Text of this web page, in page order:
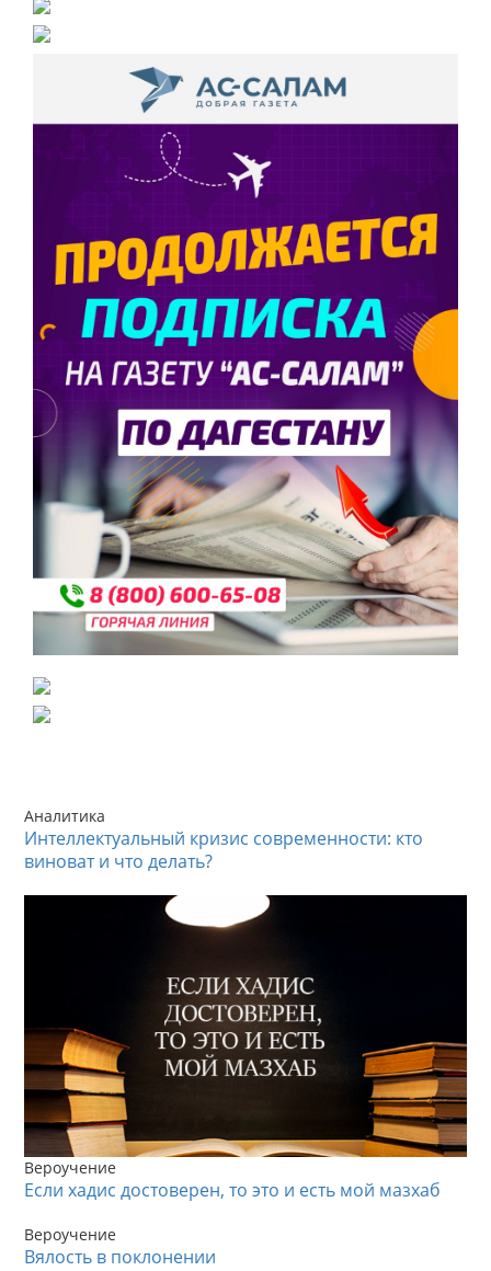
Аналитика
Интеллектуальный кризис современности: кто
виноват и что делать?
Вероучение
Если хадис достоверен, то это и есть мой мазхаб
Вероучение
Вялость в поклонении